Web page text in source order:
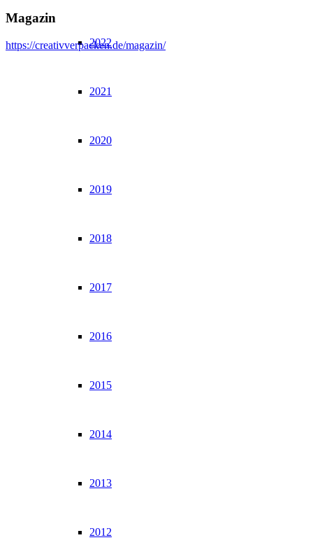
2022
2021
2020
2019
2018
2017
2016
2015
2014
2013
2012
Magazin
https://creativverpacken.de/magazin/